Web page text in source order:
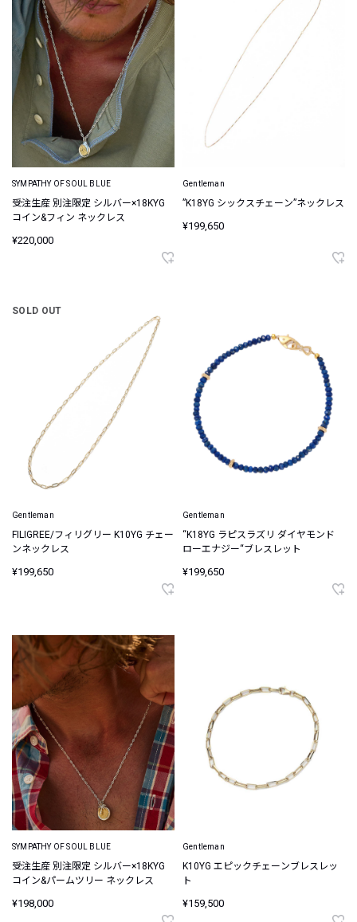
SYMPATHY OF SOUL BLUE
受注生産 別注限定 シルバー×18KYG
コイン&フィン ネックレス
¥220,000
Gentleman
”K18YG シックスチェーン”ネックレス
¥199,650
SOLD OUT
Gentleman
FILIGREE/フィリグリー K10YG チェー
ンネックレス
¥199,650
Gentleman
“K18YG ラピスラズリ ダイヤモンド
ローエナジー“ブレスレット
¥199,650
SYMPATHY OF SOUL BLUE
受注生産 別注限定 シルバー×18KYG
コイン&パームツリー ネックレス
¥198,000
Gentleman
K10YG エピックチェーンブレスレッ
ト
¥159,500